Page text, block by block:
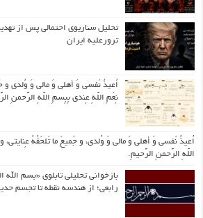
تحلیل سناریوی احتمالی پس از
ترورعلیه ایران
اُعیذُ نَفسی وَ أهلی وَ مالی وَ وُلدی و
نِعَمِ اللّهِ عِندی بِبِسمِ اللّهِ الرَّحمنِ
اُعیذُ نَفسی وَ أهلی وَ مالی وَ وُلدی، و جَمیعَ ما تَلحَقُهُ عِنایتی،
اللّهِ الرَّحمنِ الرَّحیمِ.
بازخوانی تحلیلی تابلوی «بسم الله
رابعی؛ از هندسه نقطه تا تجسم